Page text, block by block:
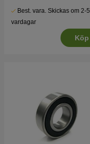
Best. vara. Skickas om 2-5
vardagar
Köp